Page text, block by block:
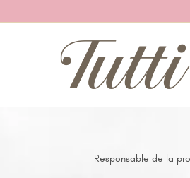
Responsable de la